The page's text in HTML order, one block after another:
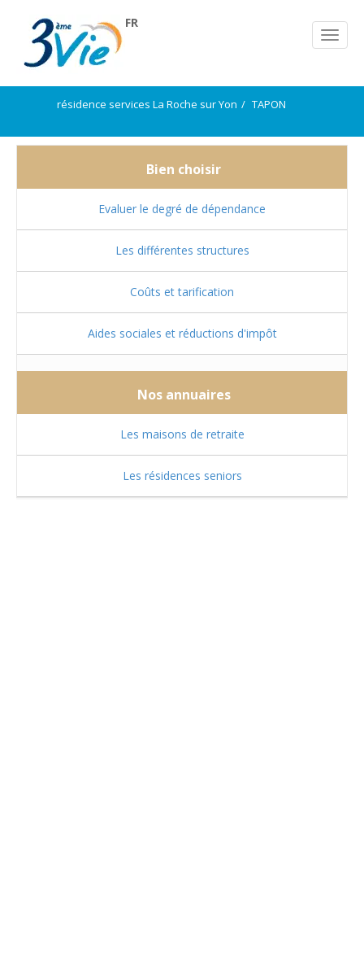
FR
résidence services La Roche sur Yon TAPON
Bien choisir
Evaluer le degré de dépendance
Les différentes structures
Coûts et tarification
Aides sociales et réductions d'impôt
Nos annuaires
Les maisons de retraite
Les résidences seniors